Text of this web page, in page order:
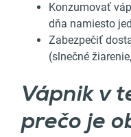
Konzumovať
dňa namiesto
Zabezpečiť
(slnečné
Vápnik v
prečo je